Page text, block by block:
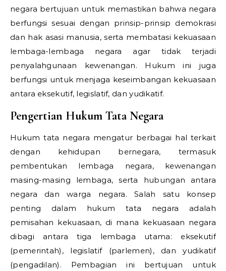
negara bertujuan untuk memastikan bahwa negara
berfungsi sesuai dengan prinsip-prinsip demokrasi
dan hak asasi manusia, serta membatasi kekuasaan
lembaga-lembaga negara agar tidak terjadi
penyalahgunaan kewenangan. Hukum ini juga
berfungsi untuk menjaga keseimbangan kekuasaan
antara eksekutif, legislatif, dan yudikatif.
Pengertian Hukum Tata Negara
Hukum tata negara mengatur berbagai hal terkait
dengan kehidupan bernegara, termasuk
pembentukan lembaga negara, kewenangan
masing-masing lembaga, serta hubungan antara
negara dan warga negara. Salah satu konsep
penting dalam hukum tata negara adalah
pemisahan kekuasaan, di mana kekuasaan negara
dibagi antara tiga lembaga utama: eksekutif
(pemerintah), legislatif (parlemen), dan yudikatif
(pengadilan). Pembagian ini bertujuan untuk